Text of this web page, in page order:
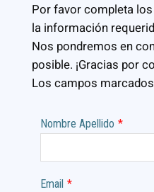
Por favor completa
la información
Nos pondremos en
posible. ¡Gracias por
Los campos
Nombre Apellido *
Email *